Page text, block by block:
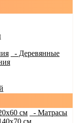
- Деревянные
см
- Матрасы
см